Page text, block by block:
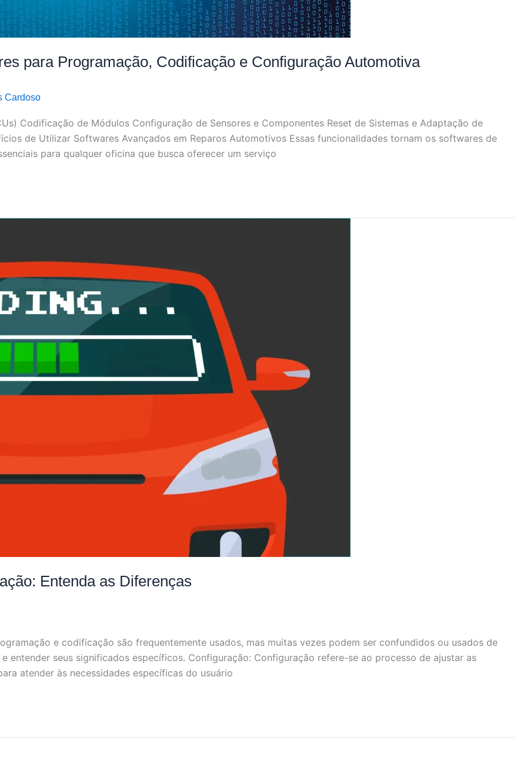
para Programação, Codificação e Configuração Automotiva
Cardoso
Codificação de Módulos Configuração de Sensores e Componentes Reset de Sistemas e Adaptação de
de Utilizar Softwares Avançados em Reparos Automotivos Essas funcionalidades tornam os softwares de
para qualquer oficina que busca oferecer um serviço
Entenda as Diferenças
e codificação são frequentemente usados, mas muitas vezes podem ser confundidos ou usados de
entender seus significados específicos. Configuração: Configuração refere-se ao processo de ajustar as
atender às necessidades específicas do usuário